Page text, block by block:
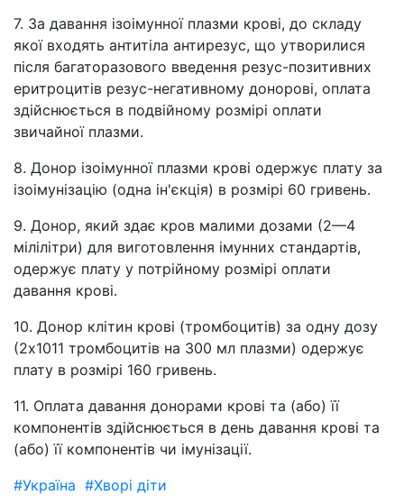
7. За давання ізоімунної плазми крові, до складу
якої входять антитіла антирезус, що утворилися
після багаторазового введення резус-позитивних
еритроцитів резус-негативному донорові, оплата
здійснюється в подвійному розмірі оплати
звичайної плазми.
8. Донор ізоімунної плазми крові одержує плату за
ізоімунізацію (одна ін'єкція) в розмірі 60 гривень.
9. Донор, який здає кров малими дозами (2—4
мілілітри) для виготовлення імунних стандартів,
одержує плату у потрійному розмірі оплати
давання крові.
10. Донор клітин крові (тромбоцитів) за одну дозу
(2х1011 тромбоцитів на 300 мл плазми) одержує
плату в розмірі 160 гривень.
11. Оплата давання донорами крові та (або) її
компонентів здійснюється в день давання крові та
(або) її компонентів чи імунізації.
#Україна #Хворі діти